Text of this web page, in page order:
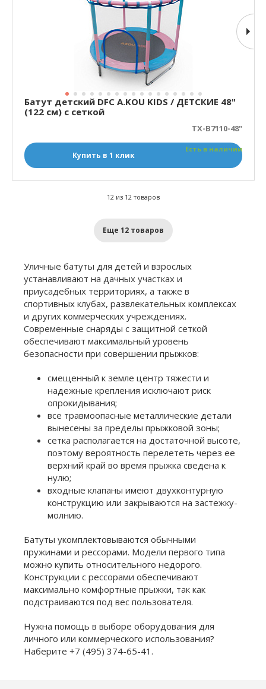
Батут детский DFC A.KOU KIDS / ДЕТСКИЕ 48"
(122 см) с сеткой
TX-B7110-48"
Есть в наличии
Купить в 1 клик
12 из 12 товаров
Еще 12 товаров
Уличные батуты для детей и взрослых
устанавливают на дачных участках и
приусадебных территориях, а также в
спортивных клубах, развлекательных комплексах
и других коммерческих учреждениях.
Современные снаряды с защитной сеткой
обеспечивают максимальный уровень
безопасности при совершении прыжков:
смещенный к земле центр тяжести и
надежные крепления исключают риск
опрокидывания;
все травмоопасные металлические детали
вынесены за пределы прыжковой зоны;
сетка располагается на достаточной высоте,
поэтому вероятность перелететь через ее
верхний край во время прыжка сведена к
нулю;
входные клапаны имеют двухконтурную
конструкцию или закрываются на застежку-
молнию.
Батуты укомплектовываются обычными
пружинами и рессорами. Модели первого типа
можно купить относительного недорого.
Конструкции с рессорами обеспечивают
максимально комфортные прыжки, так как
подстраиваются под вес пользователя.
Нужна помощь в выборе оборудования для
личного или коммерческого использования?
Наберите +7 (495) 374-65-41.